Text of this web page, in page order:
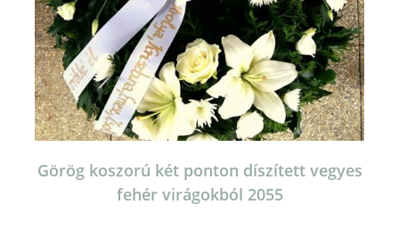
Görög koszorú két ponton díszített vegyes
fehér virágokból 2055